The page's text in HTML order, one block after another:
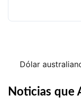
Dólar
Noticias que